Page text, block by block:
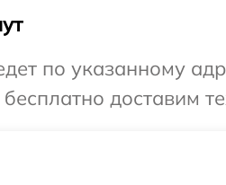
по указанному
доставим